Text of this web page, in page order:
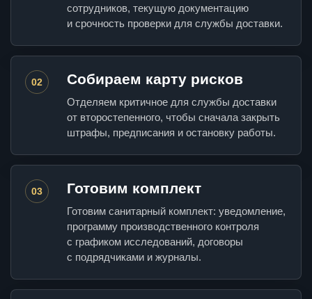
сотрудников, текущую документацию
и срочность проверки для службы доставки.
02 Собираем карту рисков
Отделяем критичное для службы доставки
от второстепенного, чтобы сначала закрыть
штрафы, предписания и остановку работы.
03 Готовим комплект
Готовим санитарный комплект: уведомление,
программу производственного контроля
с графиком исследований, договоры
с подрядчиками и журналы.